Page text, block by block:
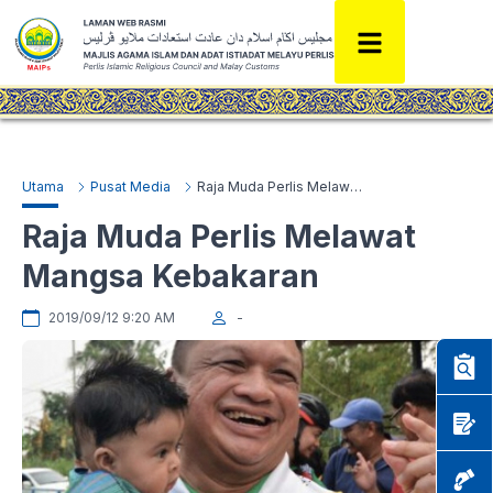
Utama Pusat Media Raja Muda Perlis Melawat Mangsa Kebakaran
Raja Muda Perlis Melawat
Mangsa Kebakaran
2019/09/12 9:20 AM -